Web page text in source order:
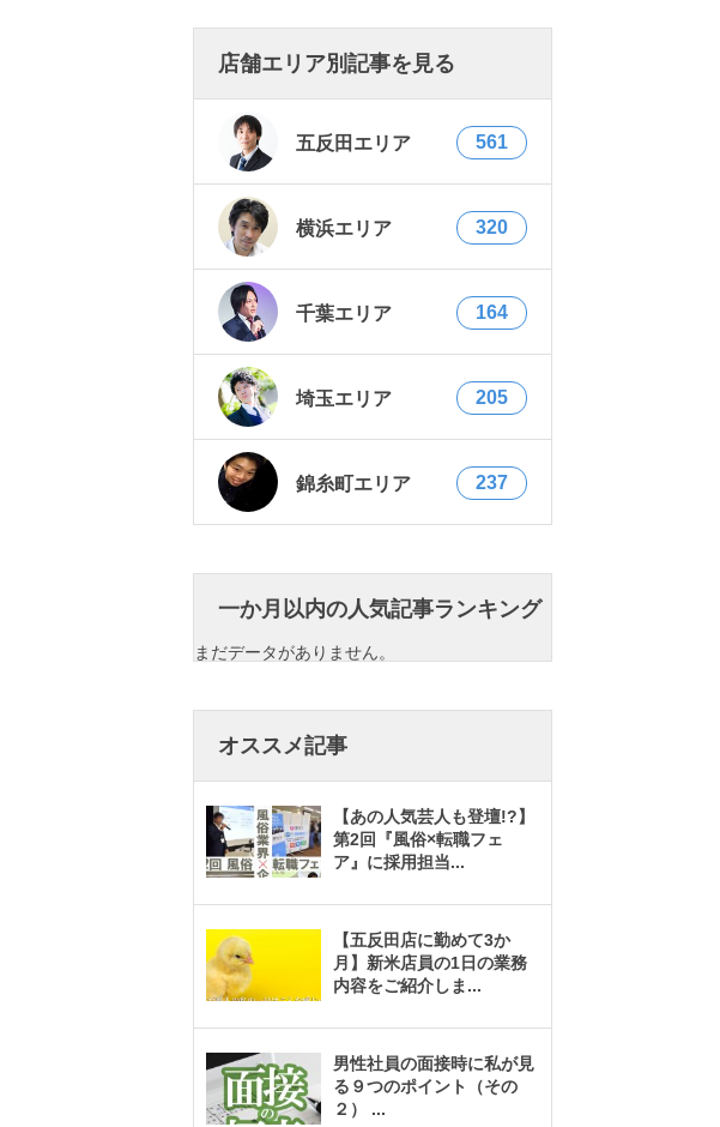
店舗エリア別記事を見る
五反田エリア 561
横浜エリア 320
千葉エリア 164
埼玉エリア 205
錦糸町エリア 237
一か月以内の人気記事ランキング
まだデータがありません。
オススメ記事
【あの人気芸人も登壇!?】
第2回『風俗×転職フェ
ア』に採用担当...
【五反田店に勤めて3か
月】新米店員の1日の業務
内容をご紹介しま ...
男性社員の面接時に私が見
る９つのポイント（その
２） ...